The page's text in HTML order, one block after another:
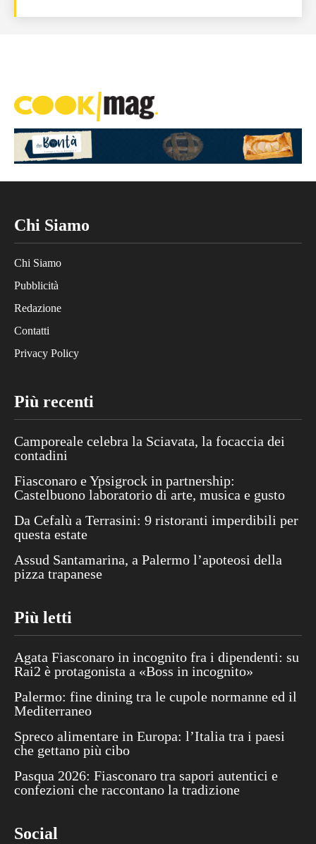
Chi Siamo
Chi Siamo
Pubblicità
Redazione
Contatti
Privacy Policy
Più recenti
Camporeale celebra la Sciavata, la focaccia dei
contadini
Fiasconaro e Ypsigrock in partnership:
Castelbuono laboratorio di arte, musica e gusto
Da Cefalù a Terrasini: 9 ristoranti imperdibili per
questa estate
Assud Santamarina, a Palermo l’apoteosi della
pizza trapanese
Più letti
Agata Fiasconaro in incognito fra i dipendenti: su
Rai2 è protagonista a «Boss in incognito»
Palermo: fine dining tra le cupole normanne ed il
Mediterraneo
Spreco alimentare in Europa: l’Italia tra i paesi
che gettano più cibo
Pasqua 2026: Fiasconaro tra sapori autentici e
confezioni che raccontano la tradizione
Social